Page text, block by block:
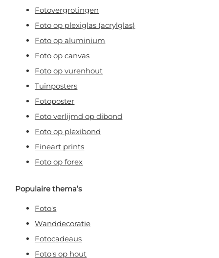
Fotovergrotingen
Foto op plexiglas (acrylglas)
Foto op aluminium
Foto op canvas
Foto op vurenhout
Tuinposters
Fotoposter
Foto verlijmd op dibond
Foto op plexibond
Fineart prints
Foto op forex
Populaire thema’s
Foto's
Wanddecoratie
Fotocadeaus
Foto's op hout